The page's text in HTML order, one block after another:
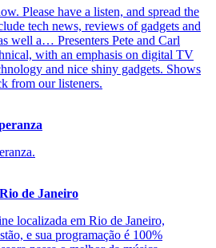
Please have a listen, and spread the
tech news, reviews of gadgets and
well a… Presenters Pete and Carl
with an emphasis on digital TV
and nice shiny gadgets. Shows
from our listeners.
de Janeiro
localizada em Rio de Janeiro,
e sua programação é 100%